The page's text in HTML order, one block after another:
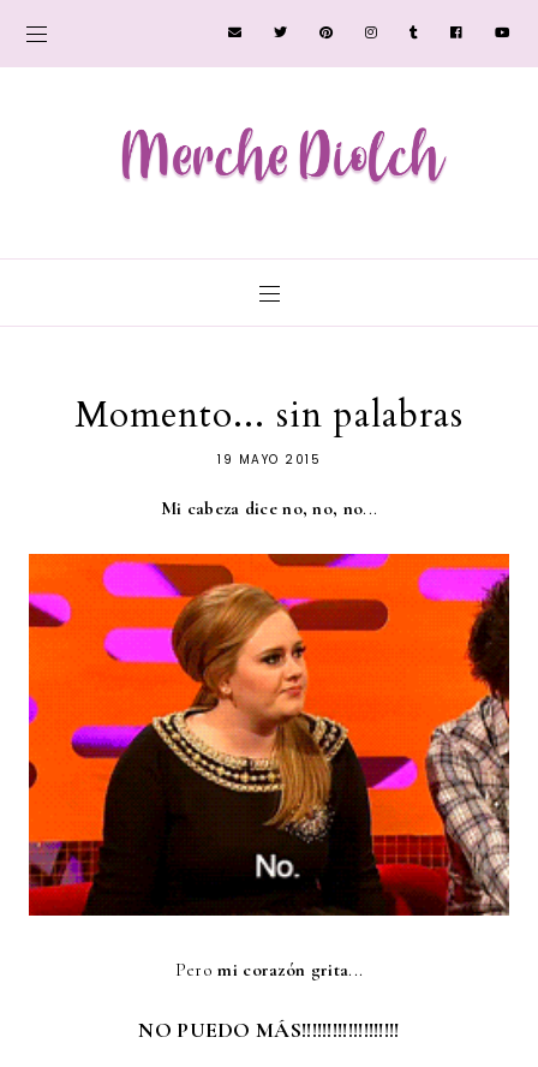
Momento... sin palabras
19 MAYO 2015
Mi cabeza dice no, no, no...
Peromi corazón grita...
NO PUEDO MÁS!!!!!!!!!!!!!!!!!!!